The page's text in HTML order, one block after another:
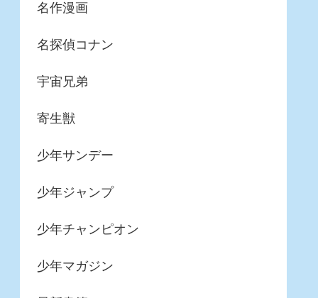
名作漫画
名探偵コナン
宇宙兄弟
寄生獣
少年サンデー
少年ジャンプ
少年チャンピオン
少年マガジン